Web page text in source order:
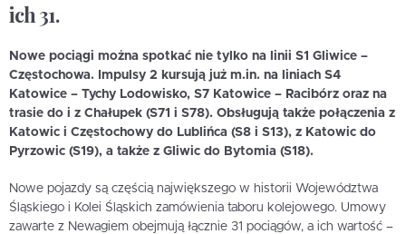
ich 31.
Nowe pociągi można spotkać nie tylko na linii S1 Gliwice –
Częstochowa. Impulsy 2 kursują już m.in. na liniach S4
Katowice – Tychy Lodowisko, S7 Katowice – Racibórz oraz na
trasie do i z Chałupek (S71 i S78). Obsługują także połączenia z
Katowic i Częstochowy do Lublińca (S8 i S13), z Katowic do
Pyrzowic (S19), a także z Gliwic do Bytomia (S18).
Nowe pojazdy są częścią największego w historii Województwa
Śląskiego i Kolei Śląskich zamówienia taboru kolejowego. Umowy
zawarte z Newagiem obejmują łącznie 31 pociągów, a ich wartość –